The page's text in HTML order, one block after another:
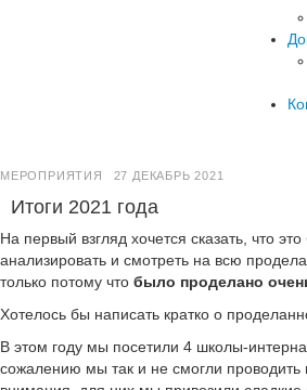
МЕРОПРИЯТИЯ 27 ДЕКАБРЬ 2021
Итоги 2021 года
На первый взгляд хочется сказать, что
анализировать и смотреть на всю
только потому что было проделано
Хотелось бы написать кратко о
В этом году мы посетили 4 школы-
сожалению мы так и не смогли проводить